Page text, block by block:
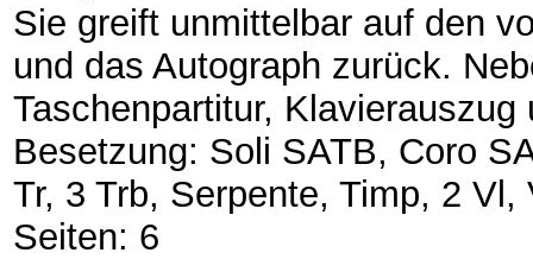
Sie greift unmittelbar auf den
und das Autograph zurück.
Taschenpartitur,
Besetzung: Soli SATB, Coro
Tr, 3 Trb, Serpente, Timp, 2 Vl,
Seiten: 6